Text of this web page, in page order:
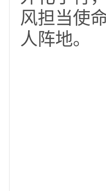
以文物
验，同
重要意
外化于
风担当